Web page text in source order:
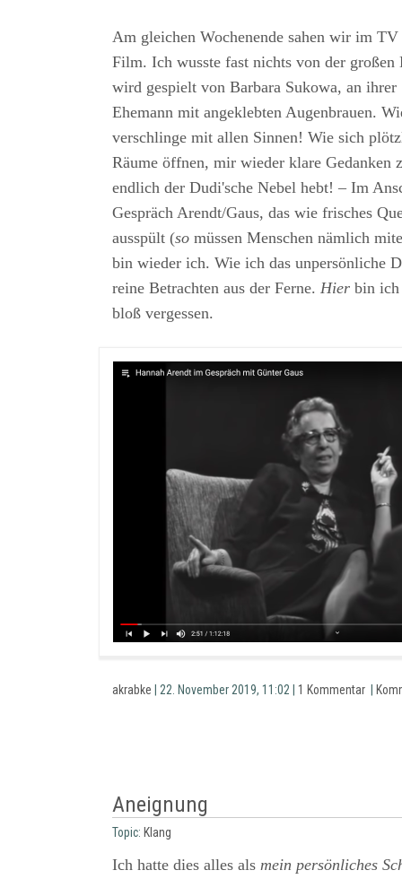
Am gleichen Wochenende sahen wir im
Film. Ich wusste fast nichts von der großen
wird gespielt von Barbara Sukowa, an
Ehemann mit angeklebten Augenbrauen.
verschlinge mit allen Sinnen! Wie sich
Räume öffnen, mir wieder klare Gedanken
endlich der Dudi'sche Nebel hebt! – Im
Gespräch Arendt/Gaus, das wie frisches
ausspült (so müssen Menschen nämlich
bin wieder ich. Wie ich das unpersönliche
reine Betrachten aus der Ferne. Hier bin ich
bloß vergessen.
akrabke | 22. November 2019, 11:02 | 1 Kommentar
Aneignung
Topic: Klang
Ich hatte dies alles als mein persönliches